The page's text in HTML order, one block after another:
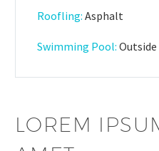
Roofling: Asphalt
Swimming Pool: Outside
LOREM